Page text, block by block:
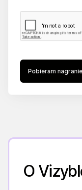
Pobieram nagranie
O